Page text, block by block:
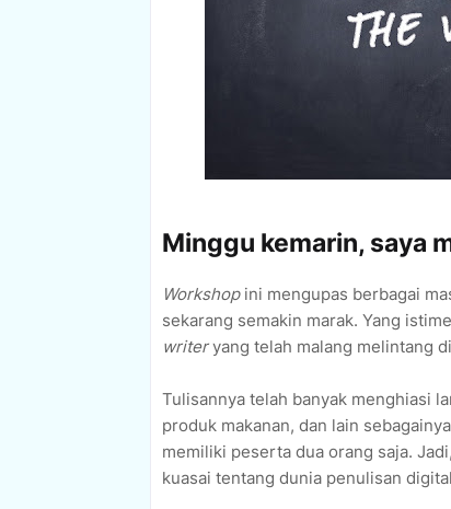
Minggu kemarin, saya
Workshopini mengupas berbagai
sekarang semakin marak. Yang
writeryang telah malang melintang
Tulisannya telah banyak menghiasi
produk makanan, dan lain
memiliki peserta dua orang saja.
kuasai tentang dunia penulisan